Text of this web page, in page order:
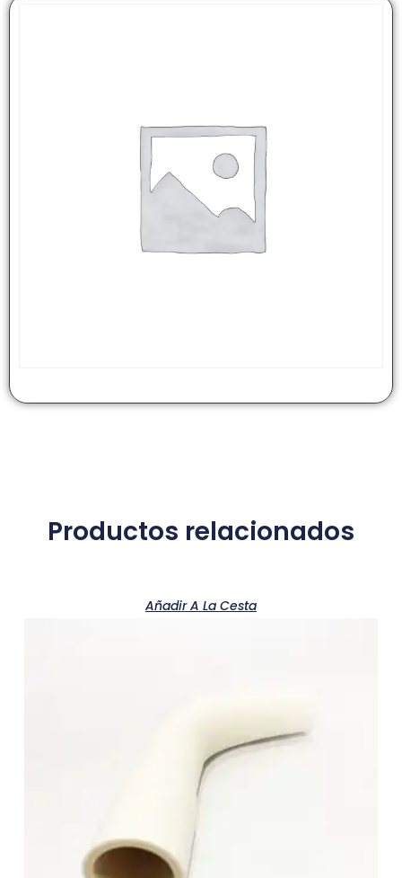
Productos relacionados
Añadir A La Cesta